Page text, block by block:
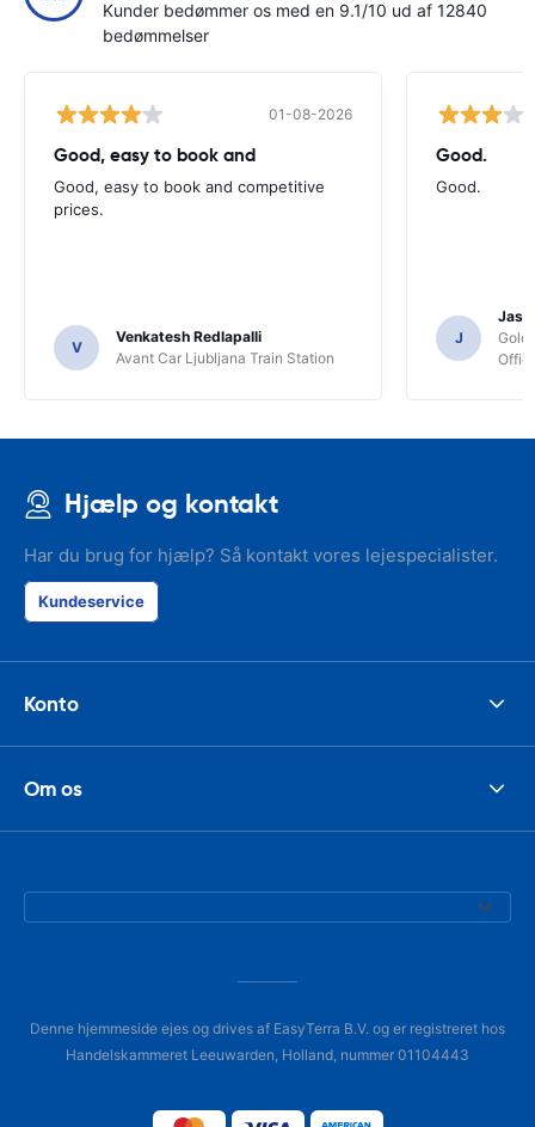
Kunder bedømmer os med en 9.1/10 ud af 12840
bedømmelser
01-08-2026
Good, easy to book and
Good, easy to book and competitive
prices.
V
Venkatesh Redlapalli
Avant Car Ljubljana Train Station
Good.
Good.
J
Hjælp og kontakt
Har du brug for hjælp? Så kontakt vores lejespecialister.
Kundeservice
Konto
Om os
Denne hjemmeside ejes og drives af EasyTerra B.V. og er registreret hos
Handelskammeret Leeuwarden, Holland, nummer 01104443